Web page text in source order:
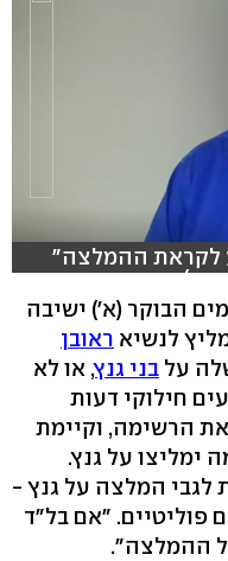
לקראת ההמלצה"
הבוקר (א') ישיבה
לנשיא ראובן
על בני גנץ, או לא
חילוקי דעות
הרשימה, וקיימת
ימליצו על גנץ.
המלצה על גנץ -
פוליטיים. "אם בל"ד
ההמלצה".